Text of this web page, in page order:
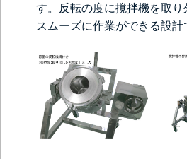
す。反転の度に撹拌機を取り
スムーズに作業ができる設計